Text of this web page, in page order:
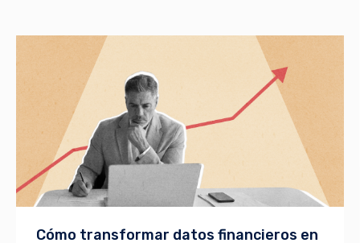
Cómo transformar datos financieros en